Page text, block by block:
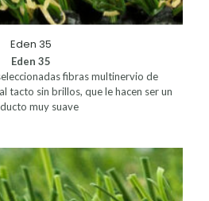
Eden 35
Eden 35
fibras multinervio de
tacto sin brillos, que le hacen ser un
muy suave